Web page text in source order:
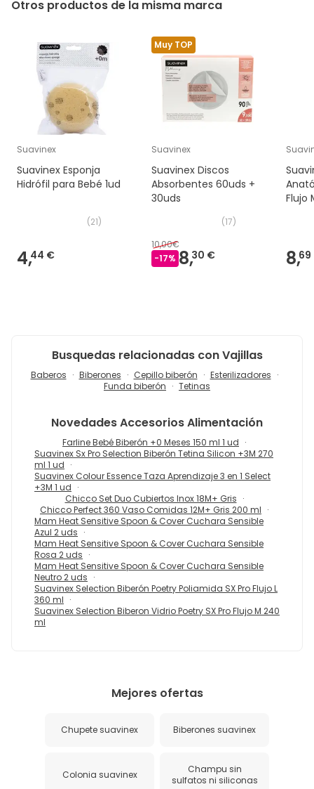
Otros productos de la misma marca
Suavinex
Suavinex Esponja
Hidrófil para Bebé 1ud
(21)
4,44 €
Muy TOP
Suavinex
Suavinex Discos
Absorbentes 60uds +
30uds
(17)
10,00€
-17% 8,30 €
Flujo
8,
Busquedas relacionadas con Vajillas
Baberos Biberones Cepillo biberón
Esterilizadores
Funda biberón
Tetinas
NovedadesAccesorios Alimentación
Farline Bebé Biberón +0 Meses 150 ml 1 ud
Suavinex Sx Pro Selection Biberón Tetina Silicon +3M 270
ml 1 ud
Suavinex Colour Essence Taza Aprendizaje 3 en 1 Select
+3M 1 ud
Chicco Set Duo Cubiertos Inox 18M+ Gris
Chicco Perfect 360 Vaso Comidas 12M+ Gris 200 ml
Mam Heat Sensitive Spoon & Cover Cuchara Sensible
Azul 2 uds
Mam Heat Sensitive Spoon & Cover Cuchara Sensible
Rosa 2 uds
Mam Heat Sensitive Spoon & Cover Cuchara Sensible
Neutro 2 uds
Suavinex Selection Biberón Poetry Poliamida SX Pro Flujo L
360 ml
Suavinex Selection Biberon Vidrio Poetry SX Pro Flujo M 240
ml
Mejores ofertas
Chupete suavinex Biberones suavinex
Colonia suavinex
Champu sin
sulfatos ni siliconas